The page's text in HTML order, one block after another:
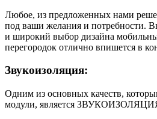
Любое, из предложенных нами
под ваши желания и потребности.
и широкий выбор дизайна
перегородок отлично впишется в
Звукоизоляция:
Одним из основных качеств,
модули, является